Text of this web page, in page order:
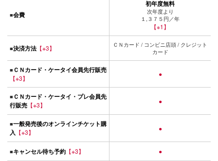
■会費
初年度無料
次年度より
１,３７５円／年
【※1】
■決済方法 【※3】
ＣＮカード / コンビニ店頭 / クレジット
カード
■ＣＮカード・ケータイ会員先行販売
【※3】
●
■ＣＮカード・ケータイ・プレ会員先
行販売 【※3】 ●
■一般発売後のオンラインチケット購
入 【※3】 ●
■キャンセル待ち予約 【※3】 ●